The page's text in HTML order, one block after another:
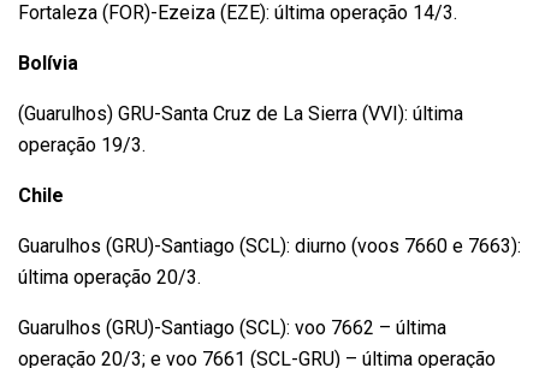
Fortaleza (FOR)-Ezeiza (EZE): última operação 14/3.
Bolívia
(Guarulhos) GRU-Santa Cruz de La Sierra (VVI): última
operação 19/3.
Chile
Guarulhos (GRU)-Santiago (SCL): diurno (voos 7660 e 7663):
última operação 20/3.
Guarulhos (GRU)-Santiago (SCL): voo 7662 – última
operação 20/3; e voo 7661 (SCL-GRU) – última operação